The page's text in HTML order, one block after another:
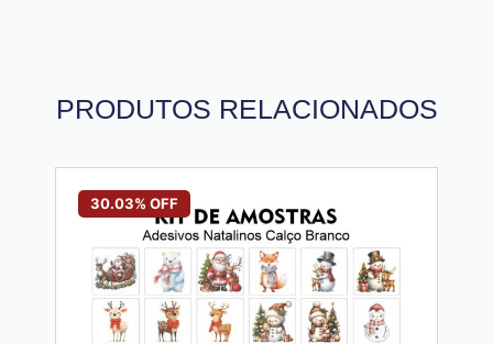
PRODUTOS RELACIONADOS
30.03% OFF